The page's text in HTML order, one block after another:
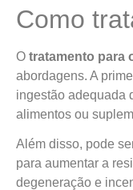
Como
O tratamento para
abordagens. A
ingestão adequada
alimentos ou
Além disso, pode
para aumentar a
degeneração e